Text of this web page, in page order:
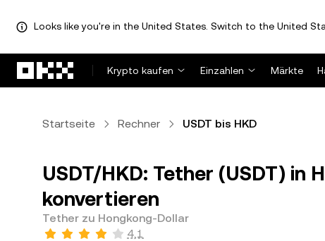
Looks like you're in the United States. Switch to the United
Krypto kaufen
Einzahlen Märkte
Startseite Rechner USDT bis HKD
USDT/HKD: Tether (USDT) in
konvertieren
Tether zu Hongkong-Dollar
4,1